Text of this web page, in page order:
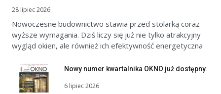
28 lipiec 2026
Nowoczesne budownictwo stawia przed stolarką coraz
wyższe wymagania. Dziś liczy się już nie tylko atrakcyjny
wygląd okien, ale również ich efektywność energetyczna
Nowy numer kwartalnika OKNO już dostępny.
6 lipiec 2026